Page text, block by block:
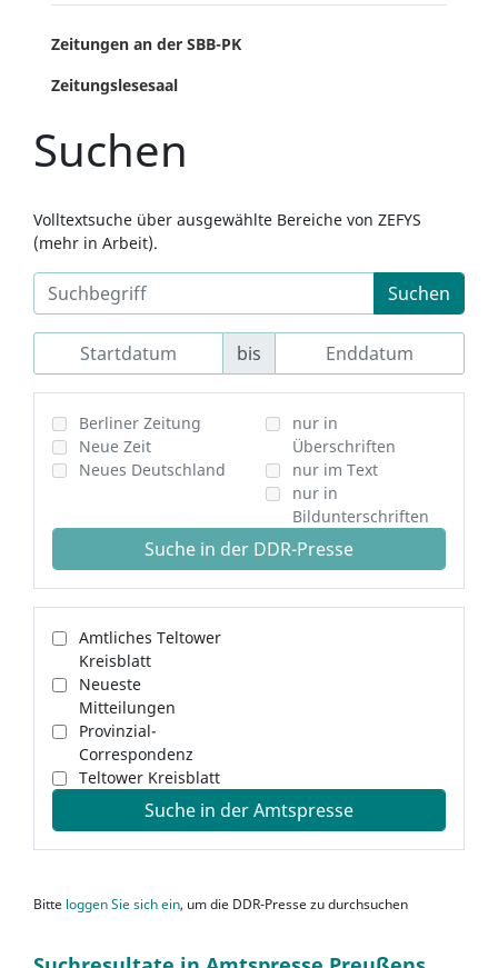
Zeitungen an der SBB-PK
Zeitungslesesaal
Suchen
Volltextsuche über ausgewählte Bereiche von ZEFYS
(mehr in Arbeit).
Suchen
bis
Berliner Zeitung
Neue Zeit
Neues Deutschland
nur in
Überschriften
nur im Text
nur in
Bildunterschriften
Suche in der DDR-Presse
Amtliches Teltower
Kreisblatt
Neueste
Mitteilungen
Provinzial-
Correspondenz
Teltower Kreisblatt
Suche in der Amtspresse
Bitte loggen Sie sich ein, um die DDR-Presse zu durchsuchen